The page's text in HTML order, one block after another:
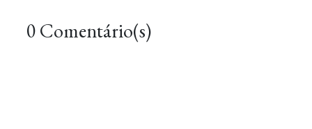
0 Comentário(s)